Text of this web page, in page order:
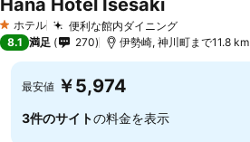
1 ホテルのランク
ホテル 便利な館内ダイニング
Hana Hotel Isesaki
8.1 満足 270 伊勢崎, 神川町まで11.8 km
最安値 ￥5,974
3件のサイトの料金を表示